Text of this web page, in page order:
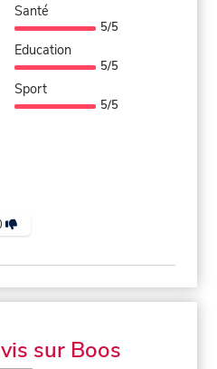
Santé
5/5
Education
5/5
Sport
5/5
sur Boos